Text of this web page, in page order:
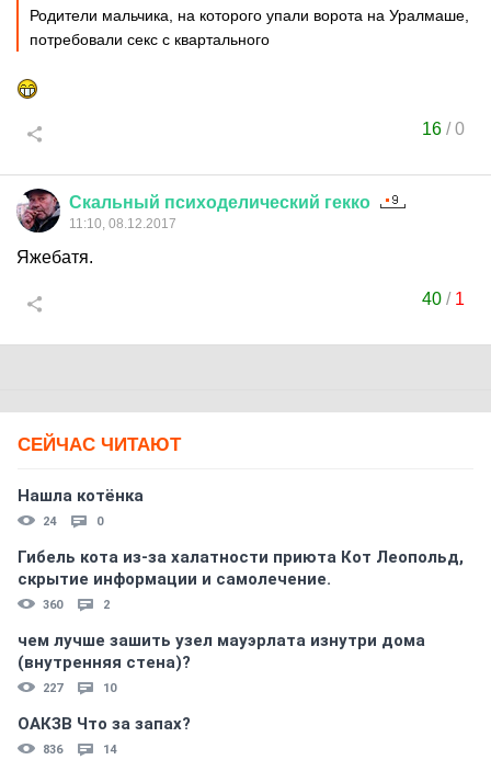
Родители мальчика, на которого упали ворота на Уралмаше,
потребовали секс с квартального
16 /0
Скальный психоделический гекко
11:10, 08.12.2017
Яжебатя.
40 / 1
СЕЙЧАС ЧИТАЮТ
Нашла котёнка
24 0
Гибель кота из-за халатности приюта Кот Леопольд,
скрытиe информации и самолечение.
360 2
чем лучше зашить узел мауэрлата изнутри дома
(внутренняя стена)?
227 10
ОАКЗВ Что за запах?
836 14